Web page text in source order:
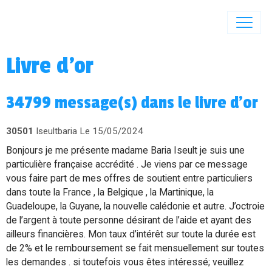
Livre d'or
34799 message(s) dans le livre d'or
30501 Iseultbaria Le 15/05/2024
Bonjours je me présente madame Baria Iseult je suis une
particulière française accrédité . Je viens par ce message
vous faire part de mes offres de soutient entre particuliers
dans toute la France , la Belgique , la Martinique, la
Guadeloupe, la Guyane, la nouvelle calédonie et autre. J’octroie
de l’argent à toute personne désirant de l’aide et ayant des
ailleurs financières. Mon taux d’intérêt sur toute la durée est
de 2% et le remboursement se fait mensuellement sur toutes
les demandes . si toutefois vous êtes intéressé; veuillez